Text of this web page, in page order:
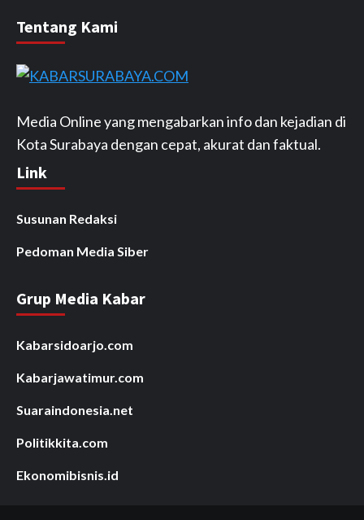
Tentang Kami
Media Online yang mengabarkan info dan kejadian di
Kota Surabaya dengan cepat, akurat dan faktual.
Link
Susunan Redaksi
Pedoman Media Siber
Grup Media Kabar
Kabarsidoarjo.com
Kabarjawatimur.com
Suaraindonesia.net
Politikkita.com
Ekonomibisnis.id